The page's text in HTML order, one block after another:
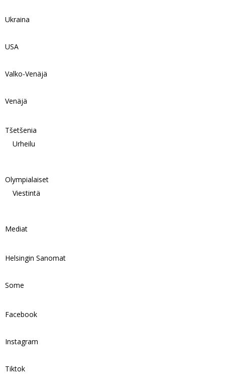
Ukraina
USA
Valko-Venäjä
Venäjä
Tšetšenia
Urheilu
Olympialaiset
Viestintä
Mediat
Helsingin Sanomat
Some
Facebook
Instagram
Tiktok